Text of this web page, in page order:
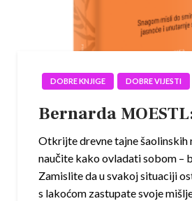
DOBRE KNJIGE DOBRE VIJESTI
Bernarda
Otkrijte drevne tajne šaolinskih
naučite kako ovladati sobom –
Zamislite da u svakoj situaciji
s lakoćom zastupate svoje